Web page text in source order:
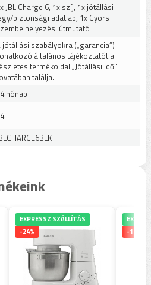
JBL Charge 6, 1x szíj, 1x jótállási
biztonsági adatlap, 1x Gyors
helyezési útmutató
jótállási szabályokra („garancia”)
általános tájékoztatót a
termékoldal „Jótállási idő”
találja.
hónap
EXPRESSZ SZÁLLÍTÁS
-24%
-16%